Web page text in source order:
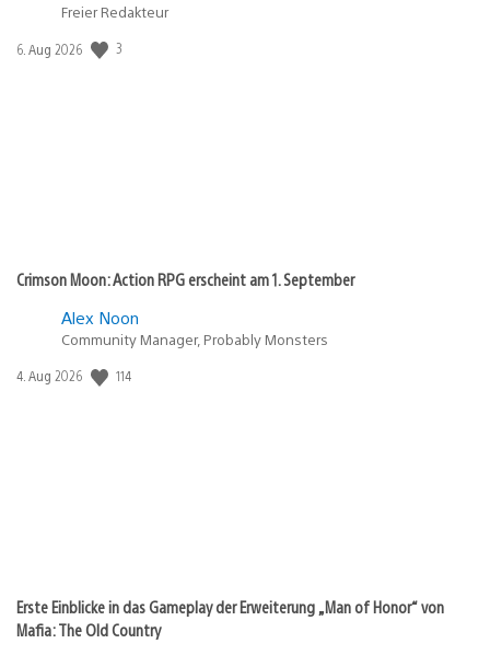
Freier Redakteur
Veröffentlichungsdatum:
6. Aug 2026 3
Crimson Moon: Action RPG erscheint am 1. September
Alex Noon
Community Manager, Probably Monsters
Veröffentlichungsdatum:
4. Aug 2026 114
Erste Einblicke in das Gameplay der Erweiterung „Man of Honor“ von
Mafia: The Old Country